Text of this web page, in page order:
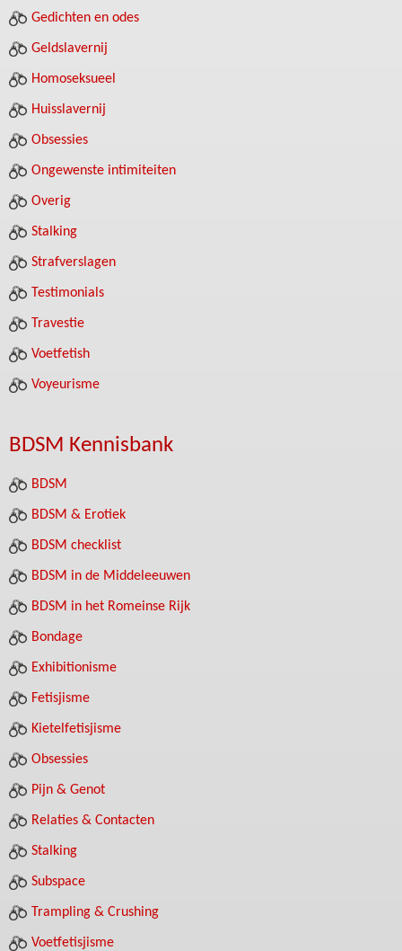
Gedichten en odes
Geldslavernij
Homoseksueel
Huisslavernij
Obsessies
Ongewenste intimiteiten
Overig
Stalking
Strafverslagen
Testimonials
Travestie
Voetfetish
Voyeurisme
BDSM Kennisbank
BDSM
BDSM & Erotiek
BDSM checklist
BDSM in de Middeleeuwen
BDSM in het Romeinse Rijk
Bondage
Exhibitionisme
Fetisjisme
Kietelfetisjisme
Obsessies
Pijn & Genot
Relaties & Contacten
Stalking
Subspace
Trampling & Crushing
Voetfetisjisme